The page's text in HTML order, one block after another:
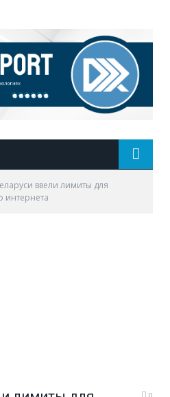
ввели лимиты для
интернета